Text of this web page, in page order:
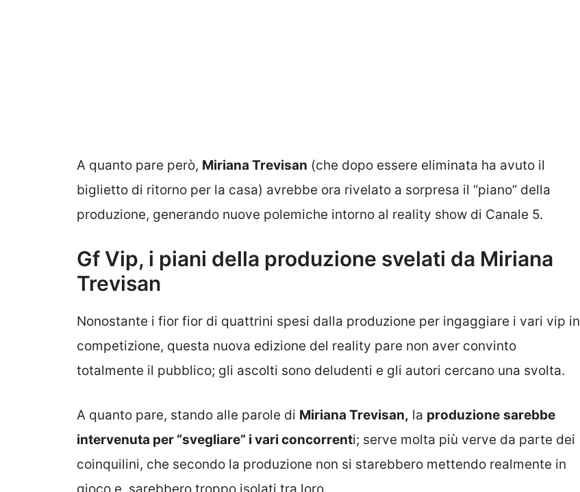
A quanto pare però, Miriana Trevisan (che dopo essere eliminata ha avuto il
biglietto di ritorno per la casa) avrebbe ora rivelato a sorpresa il “piano” della
produzione, generando nuove polemiche intorno al reality show di Canale 5.
Gf Vip, i piani della produzione svelati da Miriana
Trevisan
Nonostante i fior fior di quattrini spesi dalla produzione per ingaggiare i vari vip in
competizione, questa nuova edizione del reality pare non aver convinto
totalmente il pubblico; gli ascolti sono deludenti e gli autori cercano una svolta.
A quanto pare, stando alle parole di Miriana Trevisan, la produzione sarebbe
intervenuta per “svegliare” i vari concorrenti; serve molta più verve da parte dei
coinquilini, che secondo la produzione non si starebbero mettendo realmente in